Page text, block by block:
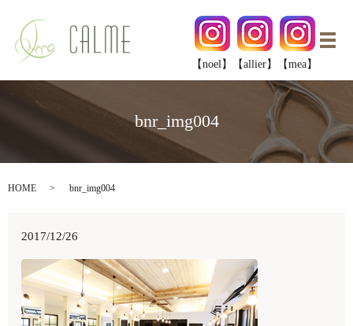
メ
【noel】
【allier】 【mea】
bnr_img004
HOME bnr_img004
2017/12/26